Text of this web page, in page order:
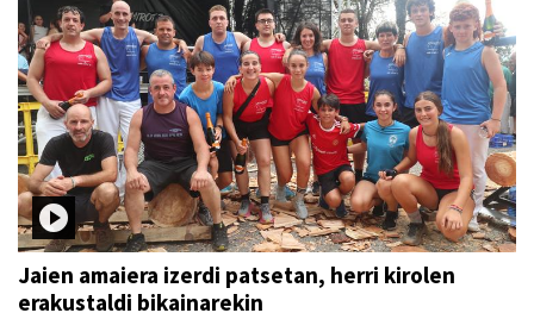
Jaien amaiera izerdi patsetan, herri kirolen
erakustaldi bikainarekin